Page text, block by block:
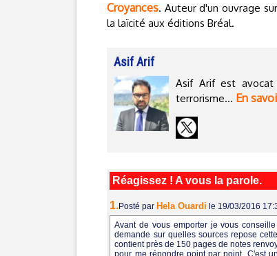
Croyances. Auteur d'un ouvrage
la laïcité aux éditions Bréal.
Asif Arif
Asif Arif est avocat
terrorisme... En
Réagissez ! A vous la parole.
1.Posté par Hela Ouardi le 19/03/2016
Avant de vous emporter je vous
demande sur quelles sources repose
contient près de 150 pages de notes